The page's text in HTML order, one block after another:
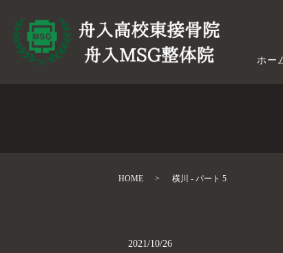
ホー
HOME 横川 - パート 5
2021/10/26